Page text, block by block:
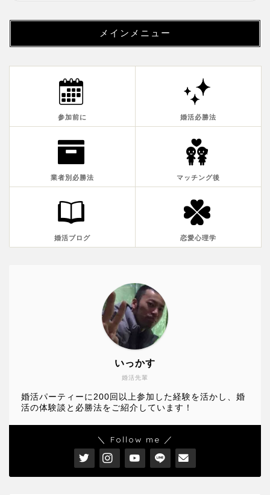
メインメニュー
参加前に 婚活必勝法
業者別必勝法 マッチング後
婚活ブログ 恋愛心理学
婚活先輩
いっかす
婚活パーティーに200回以上参加した経験を活かし、婚
活の体験談と必勝法をご紹介しています！
＼ Follow me ／